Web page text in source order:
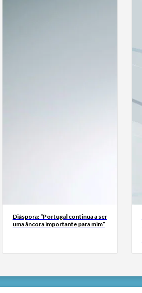
Diáspora: “Portugal continua a ser
uma âncora importante para mim”